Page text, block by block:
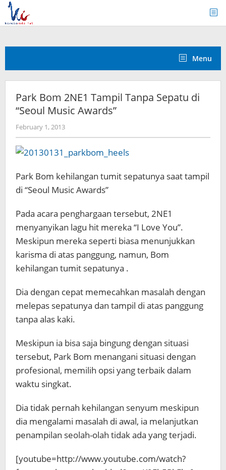
Skip
content
Menu
Park Bom 2NE1 Tampil Tanpa Sepatu di
“Seoul Music Awards”
February 1, 2013by
Koreanindo
Park Bom kehilangan tumit sepatunya saat tampil
di “Seoul Music Awards”
Pada acara penghargaan tersebut, 2NE1
menyanyikan lagu hit mereka “I Love You”.
Meskipun mereka seperti biasa menunjukkan
karisma di atas panggung, namun, Bom
kehilangan tumit sepatunya .
Dia dengan cepat memecahkan masalah dengan
melepas sepatunya dan tampil di atas panggung
tanpa alas kaki.
Meskipun ia bisa saja bingung dengan situasi
tersebut, Park Bom menangani situasi dengan
profesional, memilih opsi yang terbaik dalam
waktu singkat.
Dia tidak pernah kehilangan senyum meskipun
dia mengalami masalah di awal, ia melanjutkan
penampilan seolah-olah tidak ada yang terjadi.
[youtube=http://www.youtube.com/watch?